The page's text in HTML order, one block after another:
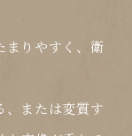
りやすく、 衛
、または変質す